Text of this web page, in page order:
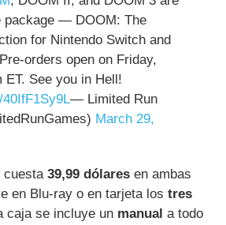
package — DOOM: The
for Nintendo Switch and
orders open on Friday,
ET. See you in Hell!
— Limited Run
March 29,
cuesta39,99 dólares en ambas
en Blu-ray o en tarjeta lostres
caja se incluye un manual a todo